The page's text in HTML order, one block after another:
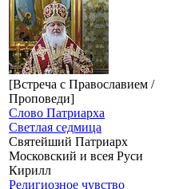
[Встреча с Православием /
Проповеди]
Слово Патриарха
Светлая седмица
Святейший Патриарх
Московский и всея Руси
Кирилл
Религиозное чувство